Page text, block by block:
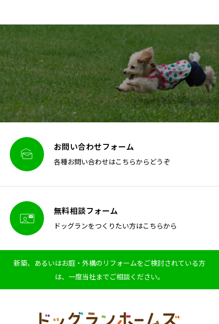
 お問い合わせフォーム
各種お問い合わせはこちらからどうぞ
 無料相談フォーム
ドッグランをつくりたい方はこちらから
新築、あるいはお庭・外構のリフォームをご検討されている方
は、一度当社までご相談ください。